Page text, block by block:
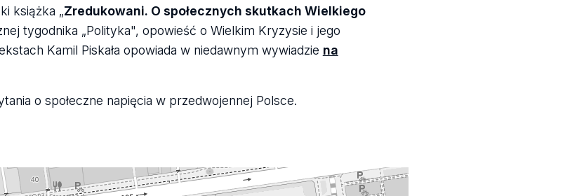
książka „Zredukowani. O społecznych skutkach Wielkiego
tygodnika „Polityka", opowieść o Wielkim Kryzysie i jego
Kamil Piskała opowiada w niedawnym wywiadzie na
o społeczne napięcia w przedwojennej Polsce.